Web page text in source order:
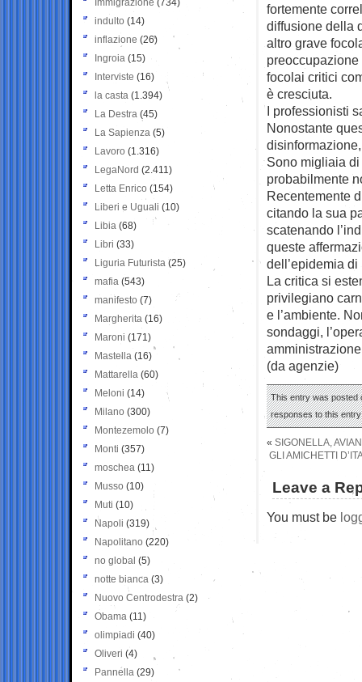
fortemente
diffusione della
altro grave
focolai critici
è cresciuta.
I professionisti
Nonostante
Sono migliaia
probabilmente
Recentemente
citando la sua
scatenando
queste
dell’epidemia
La critica si
privilegiano
e l’ambiente.
sondaggi,
(da agenzie)
This entry was posted
responses to this
« SIGONELLA,
GLI AMICHETTI
Leave a
You must be
Immigrazione (734)
indulto (14)
inflazione (26)
Ingroia (15)
Interviste (16)
la casta (1.394)
La Destra (45)
La Sapienza (5)
Lavoro (1.316)
LegaNord (2.411)
Letta Enrico (154)
Liberi e Uguali (10)
Libia (68)
Libri (33)
Liguria Futurista (25)
mafia (543)
manifesto (7)
Margherita (16)
Maroni (171)
Mastella (16)
Mattarella (60)
Meloni (14)
Milano (300)
Montezemolo (7)
Monti (357)
moschea (11)
Musso (10)
Muti (10)
Napoli (319)
Napolitano (220)
no global (5)
notte bianca (3)
Nuovo Centrodestra (2)
Obama (11)
olimpiadi (40)
Oliveri (4)
Pannella (29)